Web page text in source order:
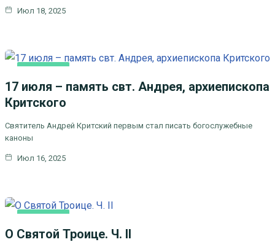
Июл 18, 2025
17 июля – память свт. Андрея, архиепископа
Критского
Святитель Андрей Критский первым стал писать богослужебные
каноны
Июл 16, 2025
О Святой Троице. Ч. II